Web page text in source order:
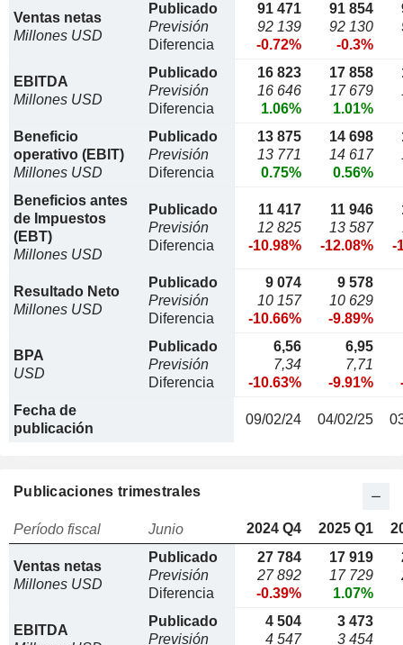
Ventas netas
Millones USD
Publicado
Previsión
Diferencia
91 471
92 139
-0.72%
91 854
92 130
-0.3%
EBITDA
Millones USD
Publicado
Previsión
Diferencia
16 823
16 646
1.06%
17 858
17 679
1.01%
Beneficio
operativo (EBIT)
Millones USD
Publicado
Previsión
Diferencia
13 875
13 771
0.75%
14 698
14 617
0.56%
Beneficios antes
de Impuestos
(EBT)
Millones USD
Publicado
Previsión
Diferencia
11 417
12 825
-10.98%
11 946
13 587
-12.08%
-
Resultado Neto
Millones USD
Publicado
Previsión
Diferencia
9 074
10 157
-10.66%
9 578
10 629
-9.89%
BPA
USD
Publicado
Previsión
Diferencia
6,56
7,34
-10.63%
6,95
7,71
-9.91%
Fecha de
publicación
09/02/24 04/02/25
Publicaciones trimestrales
Período fiscal Junio 2024 Q4 2025 Q1
Ventas netas
Millones USD
Publicado
Previsión
Diferencia
27 784
27 892
-0.39%
17 919
17 729
1.07%
EBITDA
Publicado
Previsión
4 504
4 547
3 473
3 454